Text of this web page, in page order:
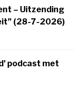
– Uitzending
(28-7-2026)
podcast met